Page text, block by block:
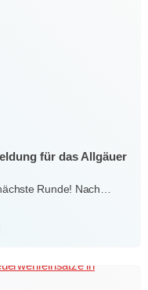
für das Allgäuer
Runde! Nach…